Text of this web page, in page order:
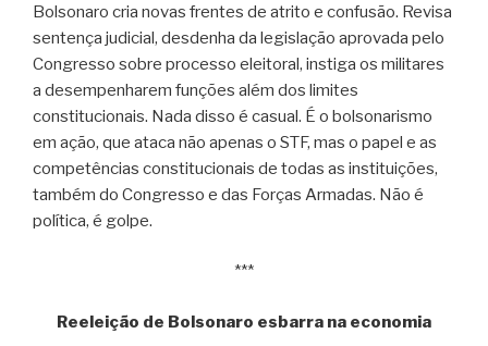
Bolsonaro cria novas frentes de atrito e confusão. Revisa
sentença judicial, desdenha da legislação aprovada pelo
Congresso sobre processo eleitoral, instiga os militares
a desempenharem funções além dos limites
constitucionais. Nada disso é casual. É o bolsonarismo
em ação, que ataca não apenas o STF, mas o papel e as
competências constitucionais de todas as instituições,
também do Congresso e das Forças Armadas. Não é
política, é golpe.
***
Reeleição de Bolsonaro esbarra na economia